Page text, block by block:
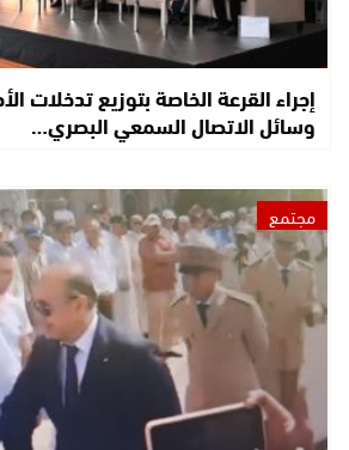
إجراء القرعة الخاصة بتوزيع تدخلات
وسائل الاتصال السمعي البصري…
مجتمع